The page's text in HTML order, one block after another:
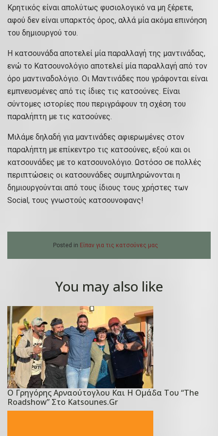
Κρητικός είναι απολύτως φυσιολογικό να μη ξέρετε,
αφού δεν είναι υπαρκτός όρος, αλλά μία ακόμα επινόηση
του δημιουργού του.
Η κατσουνάδα αποτελεί μία παραλλαγή της μαντινάδας,
ενώ το Κατσουνολόγιο αποτελεί μία παραλλαγή από τον
όρο μαντιναδολόγιο. Οι Μαντινάδες που γράφονται είναι
εμπνευσμένες από τις ίδιες τις κατσούνες. Είναι
σύντομες ιστορίες που περιγράφουν τη σχέση του
παραλήπτη με τις κατσούνες.
Μιλάμε δηλαδή για μαντινάδες αφιερωμένες στον
παραλήπτη με επίκεντρο τις κατσούνες, εξού και οι
κατσουνάδες με το κατσουνολόγιο. Ωστόσο σε πολλές
περιπτώσεις οι κατσουνάδες συμπληρώνονται η
δημιουργούνται από τους ίδιους τους χρήστες των
Social, τους γνωστούς κατσουνοφανς!
Posted in Είπαν για τις κατσούνες μας
You may also like
P
o
Ο Γρηγόρης Αρναούτογλου Και Η Ομάδα Του “The
Roadshow” Στο Katsounes.gr